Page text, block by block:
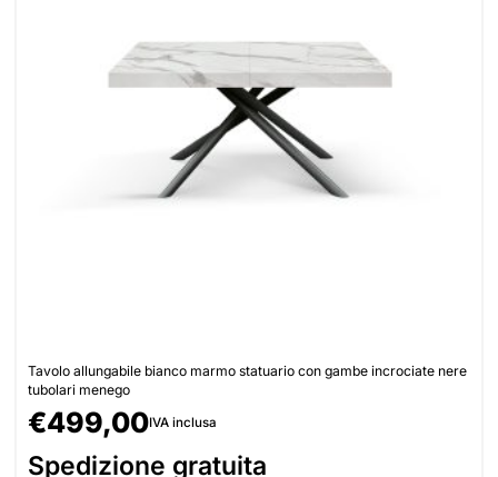
Tavolo allungabile bianco marmo statuario con gambe incrociate nere
tubolari menego
€499,00IVA inclusa
Spedizione gratuita